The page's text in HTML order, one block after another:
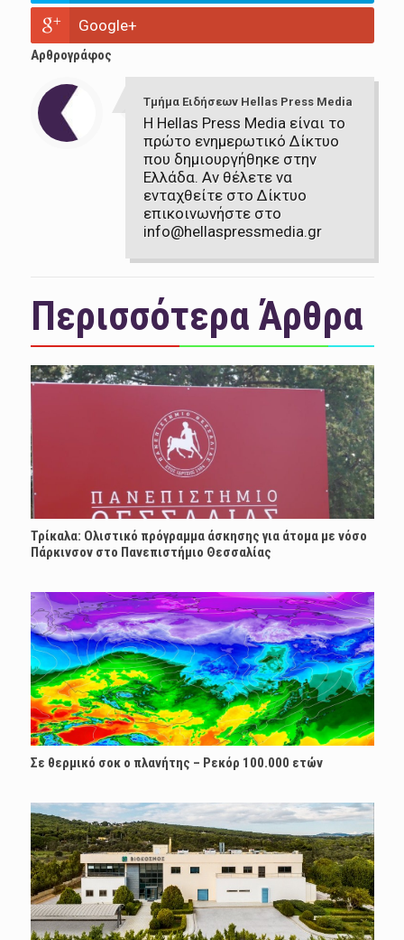
Google+
Αρθρογράφος
Τμήμα Ειδήσεων Hellas Press Media
Η Hellas Press Media είναι το
πρώτο ενημερωτικό Δίκτυο
που δημιουργήθηκε στην
Ελλάδα. Αν θέλετε να
ενταχθείτε στο Δίκτυο
επικοινωνήστε στο
info@hellaspressmedia.gr
Περισσότερα Άρθρα
Τρίκαλα: Ολιστικό πρόγραμμα άσκησης για άτομα με νόσο
Πάρκινσον στο Πανεπιστήμιο Θεσσαλίας
Σε θερμικό σοκ ο πλανήτης – Ρεκόρ 100.000 ετών